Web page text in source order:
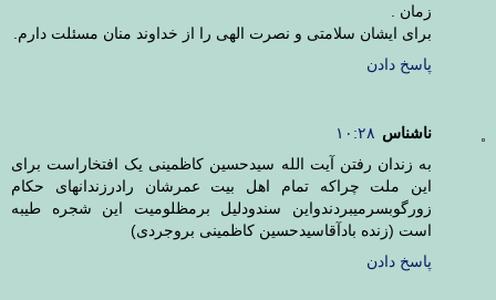
زمان .
برای ایشان سلامتی و نصرت الهی را از خداوند منان مسئلت دارم.
پاسخ دادن
ناشناس ۱۰:۲۸
به زندان رفتن آیت الله سیدحسین کاظمینی یک افتخاراست برای
این ملت چراکه تمام اهل بیت عمرشان رادرزندانهای حکام
زورگوبسرمیبردندواین سندودلیل برمظلومیت این شجره طیبه
است (زنده بادآقاسیدحسین کاظمینی بروجردی)
پاسخ دادن